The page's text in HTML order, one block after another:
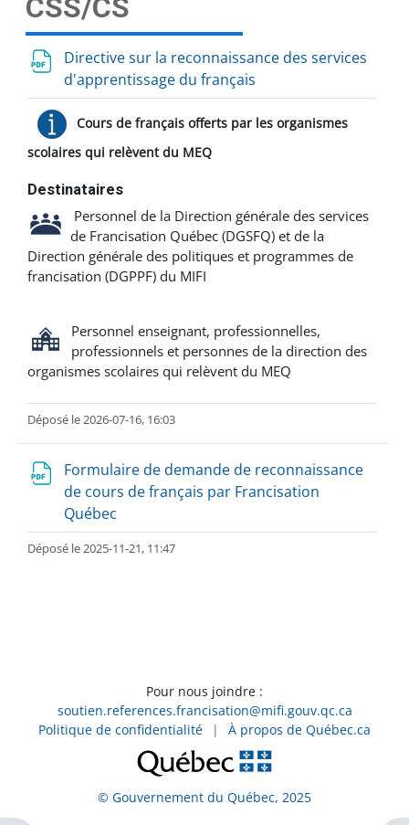
CSS/CS
Directive sur la reconnaissance des services
d'apprentissage du français
Cours de français offerts par les organismes
scolaires qui relèvent du MEQ
Destinataires
Personnel de la Direction générale des services
de Francisation Québec (DGSFQ) et de la
Direction générale des politiques et programmes de
francisation (DGPPF) du MIFI
Personnel enseignant, professionnelles,
professionnels et personnes de la direction des
organismes scolaires qui relèvent du MEQ
Déposé le 2026-07-16, 16:03
Formulaire de demande de reconnaissance
de cours de français par Francisation
Québec
Déposé le 2025-11-21, 11:47
Pour nous joindre :
soutien.references.francisation@mifi.gouv.qc.ca
Politique de confidentialité
| À propos de Québec.ca
© Gouvernement du Québec, 2025